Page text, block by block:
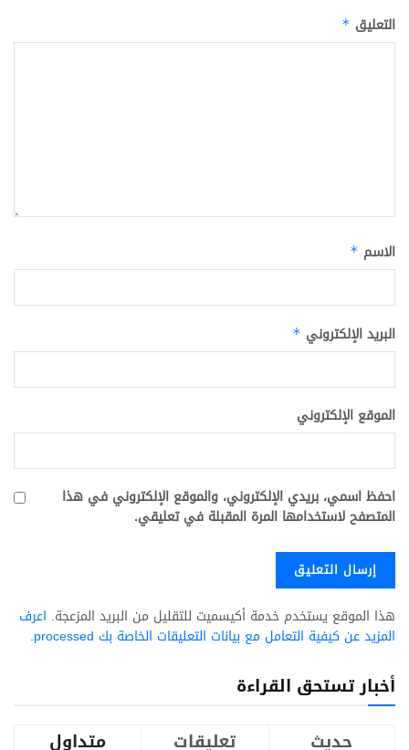
التعليق *
الاسم *
البريد الإلكتروني *
الموقع الإلكتروني
احفظ اسمي، بريدي الإلكتروني، والموقع الإلكتروني في هذا
المتصفح لاستخدامها المرة المقبلة في تعليقي.
هذا الموقع يستخدم خدمة أكيسميت للتقليل من البريد المزعجة. اعرف
المزيد عن كيفية التعامل مع بيانات التعليقات الخاصة بك processed
.
أخبار تستحق القراءة
متداول
تعليقات حديث